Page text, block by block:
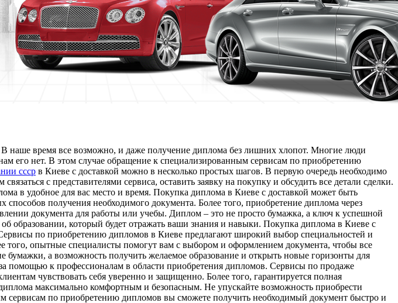
наше время все возможно, и даже получение диплома без лишних хлопот. Многие люди
его нет. В этом случае обращение к специализированным сервисам по приобретению
ссср в Киеве с доставкой можно в несколько простых шагов. В первую очередь необходимо
с представителями сервиса, оставить заявку на покупку и обсудить все детали сделки.
в удобное для вас место и время. Покупка диплома в Киеве с доставкой может быть
получения необходимого документа. Более того, приобретение диплома через
документа для работы или учебы. Диплом – это не просто бумажка, а ключ к успешной
образовании, который будет отражать ваши знания и навыки. Покупка диплома в Киеве с
по приобретению дипломов в Киеве предлагают широкий выбор специальностей и
того, опытные специалисты помогут вам с выбором и оформлением документа, чтобы все
а возможность получить желаемое образование и открыть новые горизонты для
помощью к профессионалам в области приобретения дипломов. Сервисы по продаже
чувствовать себя уверенно и защищенно. Более того, гарантируется полная
максимально комфортным и безопасным. Не упускайте возможность приобрести
сервисам по приобретению дипломов вы сможете получить необходимый документ быстро и